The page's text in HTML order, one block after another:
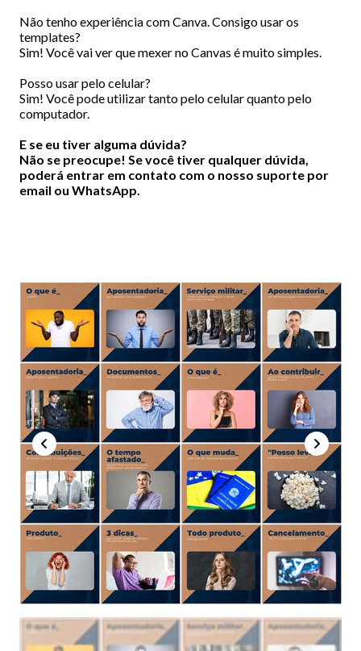
Não tenho experiência com Canva. Consigo usar os
templates?
Sim! Você vai ver que mexer no Canvas é muito simples.
Posso usar pelo celular?
Sim! Você pode utilizar tanto pelo celular quanto pelo
computador.
E se eu tiver alguma dúvida?
Não se preocupe! Se você tiver qualquer dúvida,
poderá entrar em contato com o nosso suporte por
email ou WhatsApp.